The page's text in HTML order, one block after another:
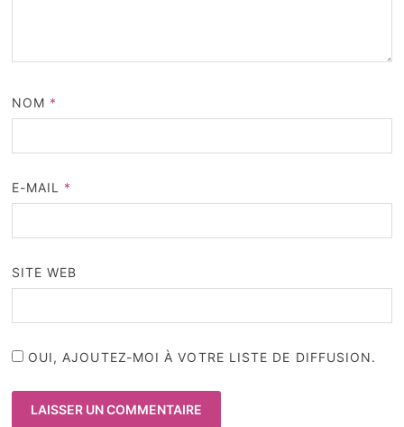
NOM *
E-MAIL *
SITE WEB
OUI, AJOUTEZ-MOI À VOTRE LISTE DE DIFFUSION.